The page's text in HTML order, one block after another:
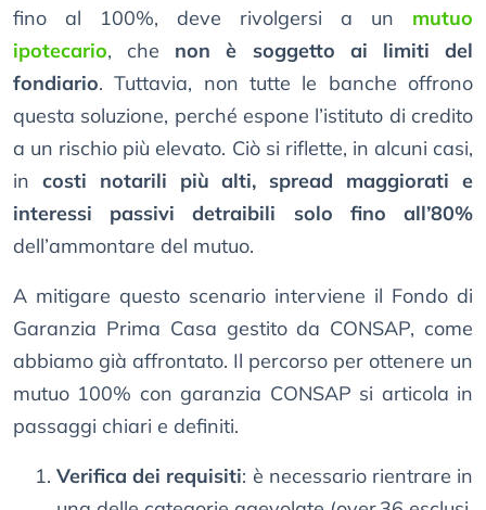
fino al 100%, deve rivolgersi a un mutuo
ipotecario, che non è soggetto ai limiti del
fondiario. Tuttavia, non tutte le banche offrono
questa soluzione, perché espone l’istituto di credito
a un rischio più elevato. Ciò si riflette, in alcuni casi,
in costi notarili più alti, spread maggiorati e
interessi passivi detraibili solo fino all’80%
dell’ammontare del mutuo.
A mitigare questo scenario interviene il Fondo di
Garanzia Prima Casa gestito da CONSAP, come
abbiamo già affrontato. Il percorso per ottenere un
mutuo 100% con garanzia CONSAP si articola in
passaggi chiari e definiti.
Verifica dei requisiti: è necessario rientrare in